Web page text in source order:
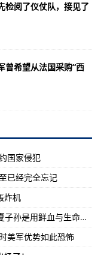
检阅了仪仗队，接见了
曾希望从法国采购“西
国家侵犯
已经完全忘记
炸机
二战分为阵营与“同盟国”阵营的贡献，华夏子孙是用鲜血与生命换来
美军优势如此恐怖